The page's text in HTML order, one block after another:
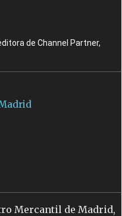
de Channel Partner,
Mercantil de Madrid,